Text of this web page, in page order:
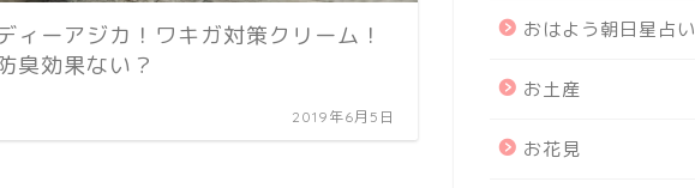
ィーアジカ！ワキガ対策クリーム！
臭効果ない？
2019年6月5日
おはよう朝日星占い
お土産
お花見